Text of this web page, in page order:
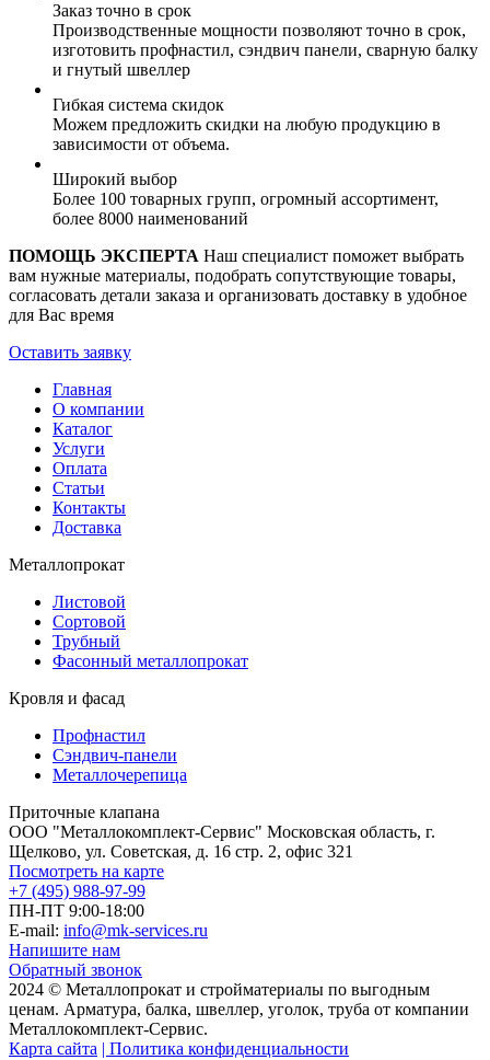
Заказ точно в срок
Производственные мощности позволяют точно в срок,
изготовить профнастил, сэндвич панели, сварную балку
и гнутый швеллер
Гибкая система скидок
Можем предложить скидки на любую продукцию в
зависимости от объема.
Широкий выбор
Более 100 товарных групп, огромный ассортимент,
более 8000 наименований
ПОМОЩЬ ЭКСПЕРТА Наш специалист поможет выбрать
вам нужные материалы, подобрать сопутствующие товары,
согласовать детали заказа и организовать доставку в удобное
для Вас время
Оставить заявку
Главная
О компании
Каталог
Услуги
Оплата
Статьи
Контакты
Доставка
Металлопрокат
Листовой
Сортовой
Трубный
Фасонный металлопрокат
Кровля и фасад
Профнастил
Сэндвич-панели
Металлочерепица
Приточные клапана
ООО "Металлокомплект-Сервис" Московская область, г.
Щелково, ул. Советская, д. 16 стр. 2, офис 321
Посмотреть на карте
+7 (495) 988-97-99
ПН-ПТ 9:00-18:00
E-mail: info@mk-services.ru
Напишите нам
Обратный звонок
2024 © Металлопрокат и стройматериалы по выгодным
ценам. Арматура, балка, швеллер, уголок, труба от компании
Металлокомплект-Сервис.
Карта сайта | Политика конфиденциальности